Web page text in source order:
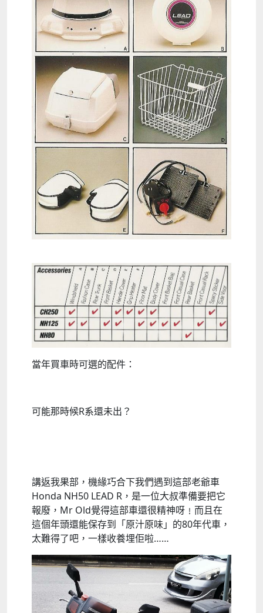
當年買車時可選的配件：
可能那時候R系還未出？
講返我果部，機緣巧合下我們遇到這部老爺車
Honda NH50 LEAD R，是一位大叔準備要把它
報廢，Mr Old覺得這部車還很精神呀﹗而且在
這個年頭還能保存到「原汁原味」的80年代車，
太難得了吧，一樣收養埋佢啦……